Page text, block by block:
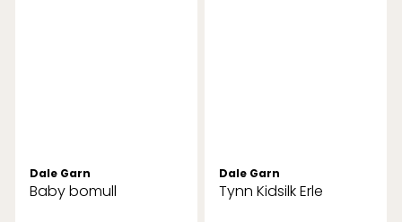
Dale Garn
Baby bomull
Dale Garn
Tynn Kidsilk Erle